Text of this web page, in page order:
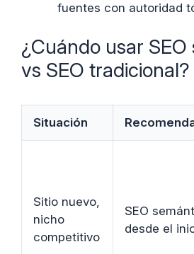
fuentes con autoridad
¿Cuándo usar
vs SEO tradicional?
Situación
Sitio nuevo,
nicho
competitivo
SEO
desde el